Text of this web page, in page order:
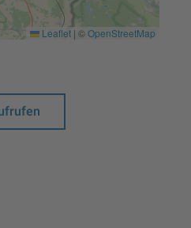
Leaflet | ©OpenStreetMap